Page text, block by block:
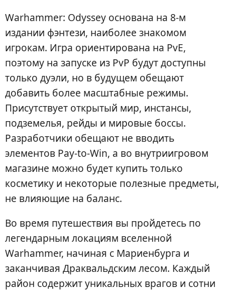
Warhammer: Odyssey основана на 8-м
издании фэнтези, наиболее знакомом
игрокам. Игра ориентирована на PvE,
поэтому на запуске из PvP будут доступны
только дуэли, но в будущем обещают
добавить более масштабные режимы.
Присутствует открытый мир, инстансы,
подземелья, рейды и мировые боссы.
Разработчики обещают не вводить
элементов Pay-to-Win, а во внутриигровом
магазине можно будет купить только
косметику и некоторые полезные предметы,
не влияющие на баланс.
Во время путешествия вы пройдетесь по
легендарным локациям вселенной
Warhammer, начиная с Мариенбурга и
заканчивая Драквальдским лесом. Каждый
район содержит уникальных врагов и сотни